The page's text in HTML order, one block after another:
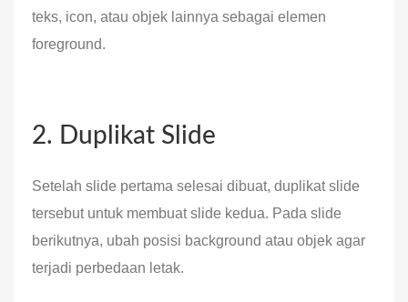
teks, icon, atau objek lainnya sebagai elemen
foreground.
2. Duplikat Slide
Setelah slide pertama selesai dibuat, duplikat slide
tersebut untuk membuat slide kedua. Pada slide
berikutnya, ubah posisi background atau objek agar
terjadi perbedaan letak.